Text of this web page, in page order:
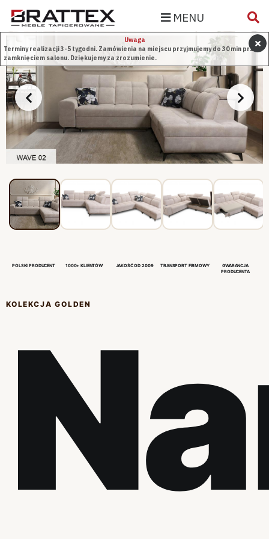
MENU
Uwaga
Terminy realizacji 3-5 tygodni. Zamówienia na miejscu przyjmujemy do 30 min przed
zamknięciem salonu. Dziękujemy za zrozumienie.
POLSKI PRODUCENT 1000+ KLIENTÓW JAKOŚĆ OD 2009 TRANSPORT FIRMOWY
GWARANCJA
PRODUCENTA
KOLEKCJA GOLDEN